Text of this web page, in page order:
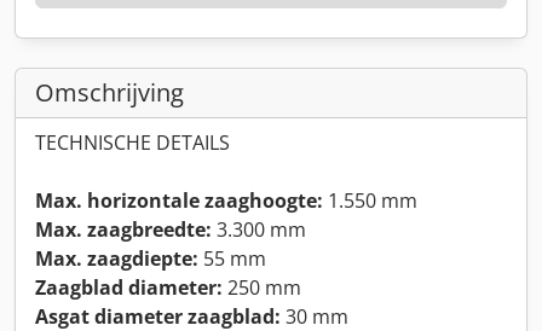
Omschrijving
TECHNISCHE DETAILS
Max. horizontale zaaghoogte: 1.550 mm
Max. zaagbreedte: 3.300 mm
Max. zaagdiepte: 55 mm
Zaagblad diameter: 250 mm
Asgat diameter zaagblad: 30 mm